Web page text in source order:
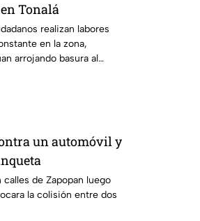
Tonalá
realizan labores
en la zona,
arrojando basura al
acumulación de
un automóvil y
de Zapopan luego
la colisión entre dos